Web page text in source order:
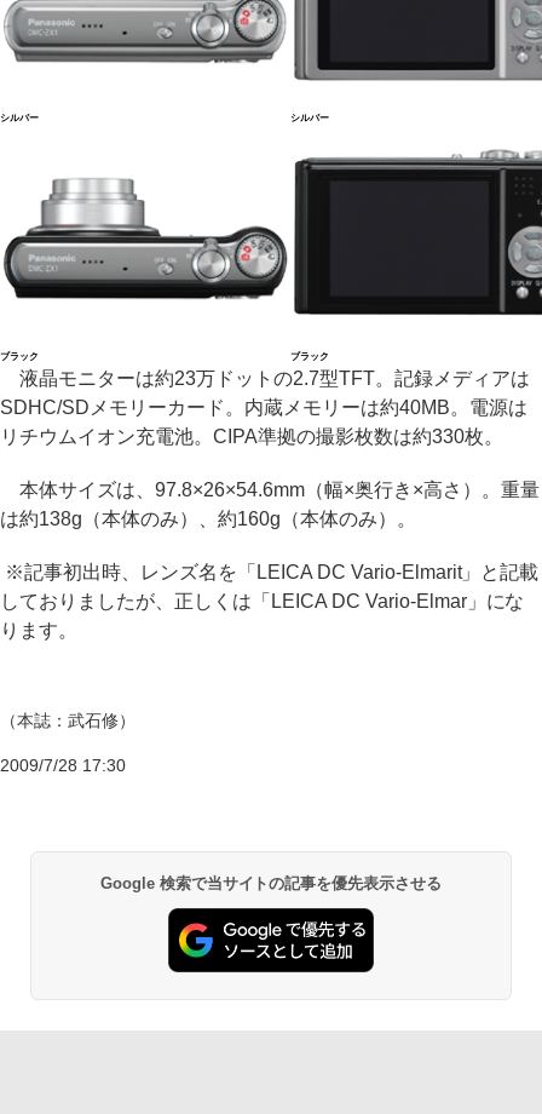
シルバー シルバー
ブラック ブラック
液晶モニターは約23万ドットの2.7型TFT。記録メディアは
SDHC/SDメモリーカード。内蔵メモリーは約40MB。電源は
リチウムイオン充電池。CIPA準拠の撮影枚数は約330枚。
本体サイズは、97.8×26×54.6mm（幅×奥行き×高さ）。重量
は約138g（本体のみ）、約160g（本体のみ）。
※記事初出時、レンズ名を「LEICA DC Vario-Elmarit」と記載
しておりましたが、正しくは「LEICA DC Vario-Elmar」にな
ります。
（本誌：武石修）
2009/7/28 17:30
Google 検索で当サイトの記事を優先表示させる